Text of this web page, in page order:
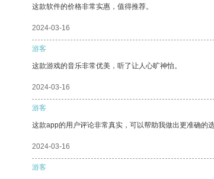
这款软件的价格非常实惠，值得推荐。
2024-03-16
游客
这款游戏的音乐非常优美，听了让人心旷神怡。
2024-03-16
游客
这款app的用户评论非常真实，可以帮助我做出更准确的选
2024-03-16
游客